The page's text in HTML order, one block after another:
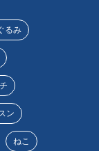
るみ
ン
ねこ